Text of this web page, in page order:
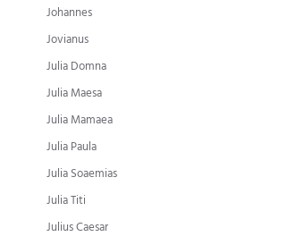
Johannes
Jovianus
Julia Domna
Julia Maesa
Julia Mamaea
Julia Paula
Julia Soaemias
Julia Titi
Julius Caesar